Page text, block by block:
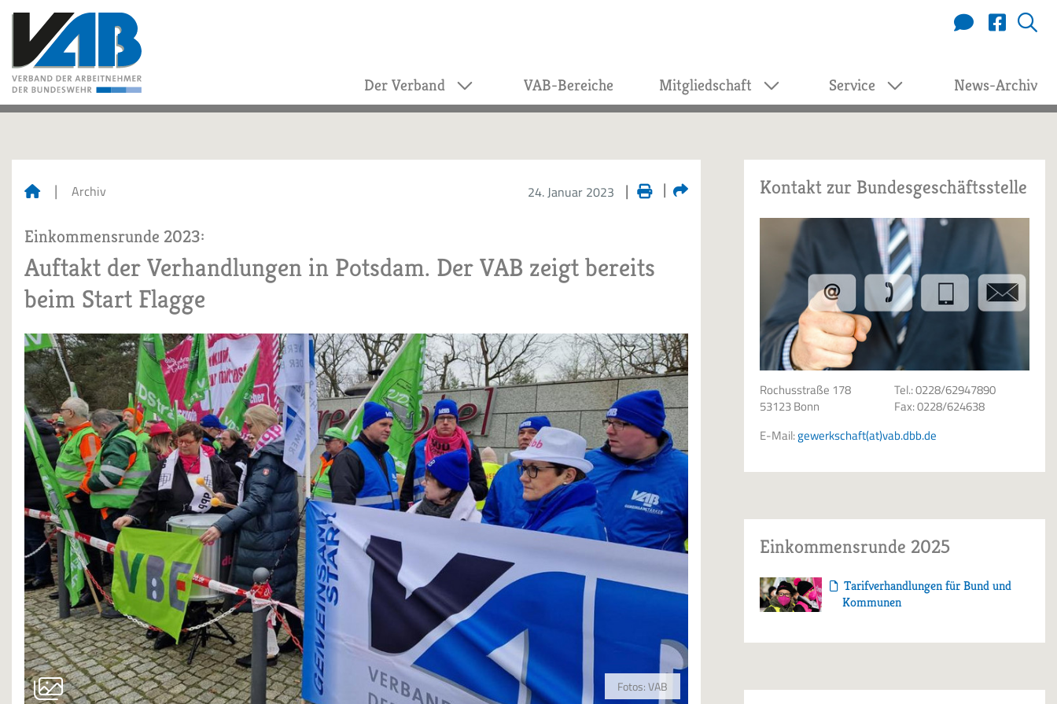
Der Verband VAB-Bereiche Mitgliedschaft Service News-Archiv
Archiv 24. Januar 2023
Einkommensrunde 2023:
Auftakt der Verhandlungen in Potsdam. Der VAB zeigt bereits
beim Start Flagge
Fotos: VAB
Kontakt zur Bundesgeschäftsstelle
Rochusstraße 178
53123 Bonn
Tel.: 0228/62947890
Fax: 0228/624638
E-Mail:gewerkschaft(at)vab.dbb.de
Einkommensrunde 2025
Tarifverhandlungen für Bund und
Kommunen